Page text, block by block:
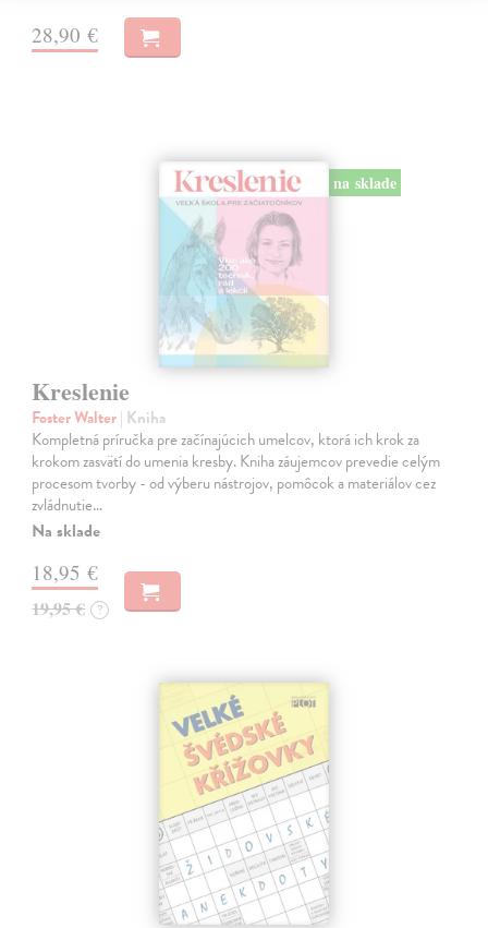
28,90 €
na sklade
Kreslenie
Foster Walter| Kniha
Kompletná príručka pre začínajúcich umelcov, ktorá ich krok za
krokom zasvätí do umenia kresby. Kniha záujemcov prevedie celým
procesom tvorby - od výberu nástrojov, pomôcok a materiálov cez
zvládnutie…
Na sklade
18,95 €
19,95 € ?